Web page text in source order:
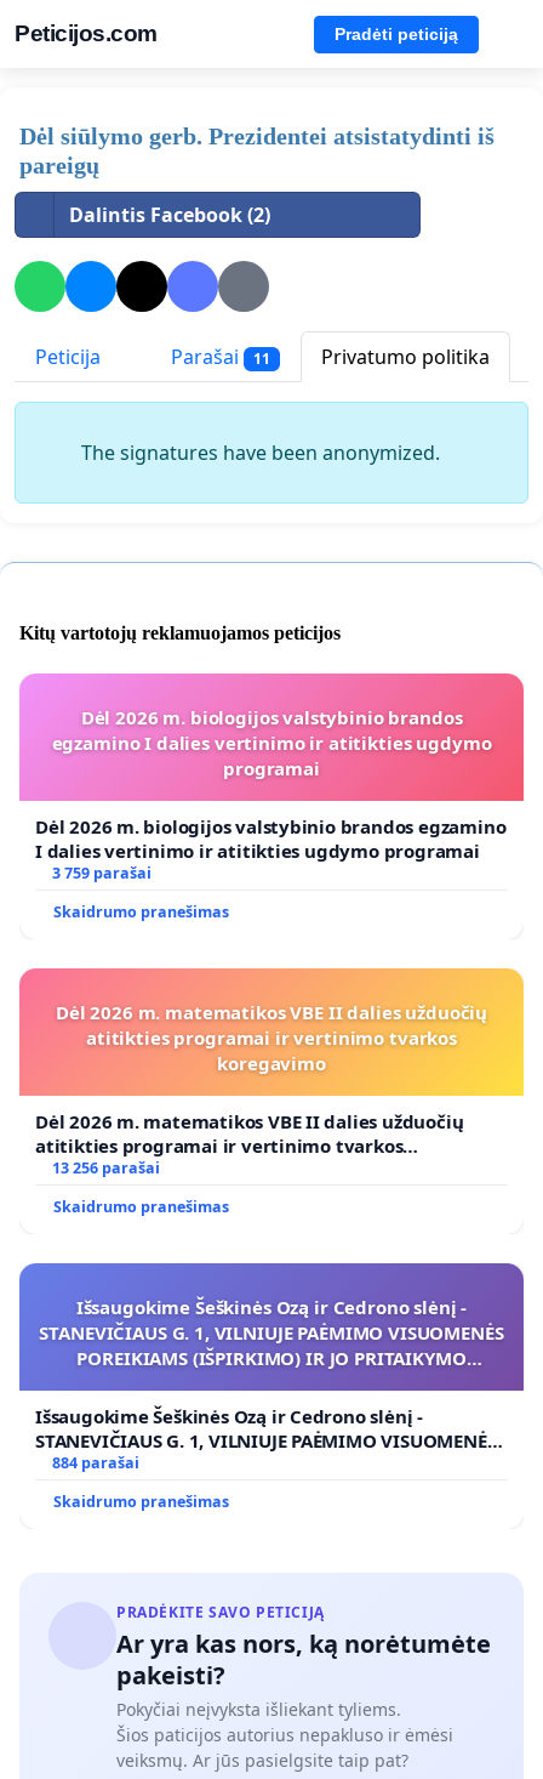
Peticijos.com Pradėti peticiją
Dėl siūlymo gerb. Prezidentei atsistatydinti iš
pareigų
Dalintis Facebook (2)
Peticija Parašai 11 Privatumo politika
The signatures have been anonymized.
Kitų vartotojų reklamuojamos peticijos
Dėl 2026 m. biologijos valstybinio brandos
egzamino I dalies vertinimo ir atitikties ugdymo
programai
Dėl 2026 m. biologijos valstybinio brandos egzamino
I dalies vertinimo ir atitikties ugdymo programai
3 759 parašai
Skaidrumo pranešimas
Dėl 2026 m. matematikos VBE II dalies užduočių
atitikties programai ir vertinimo tvarkos
koregavimo
Dėl 2026 m. matematikos VBE II dalies užduočių
atitikties programai ir vertinimo tvarkos
koregavimo
13 256 parašai
Skaidrumo pranešimas
Išsaugokime Šeškinės Ozą ir Cedrono slėnį -
STANEVIČIAUS G. 1, VILNIUJE PAĖMIMO VISUOMENĖS
POREIKIAMS (IŠPIRKIMO) IR JO PRITAIKYMO
Išsaugokime Šeškinės Ozą ir Cedrono slėnį -
STANEVIČIAUS G. 1, VILNIUJE PAĖMIMO VISUOMENĖS
POREIKIAMS (IŠPIRKIMO) IR JO PRITAIKYMO VIEŠAJAI
884 parašai
Skaidrumo pranešimas
PRADĖKITE SAVO PETICIJĄ
Ar yra kas nors, ką norėtumėte
pakeisti?
Pokyčiai neįvyksta išliekant tyliems.
Šios paticijos autorius nepakluso ir ėmėsi
veiksmų. Ar jūs pasielgsite taip pat?